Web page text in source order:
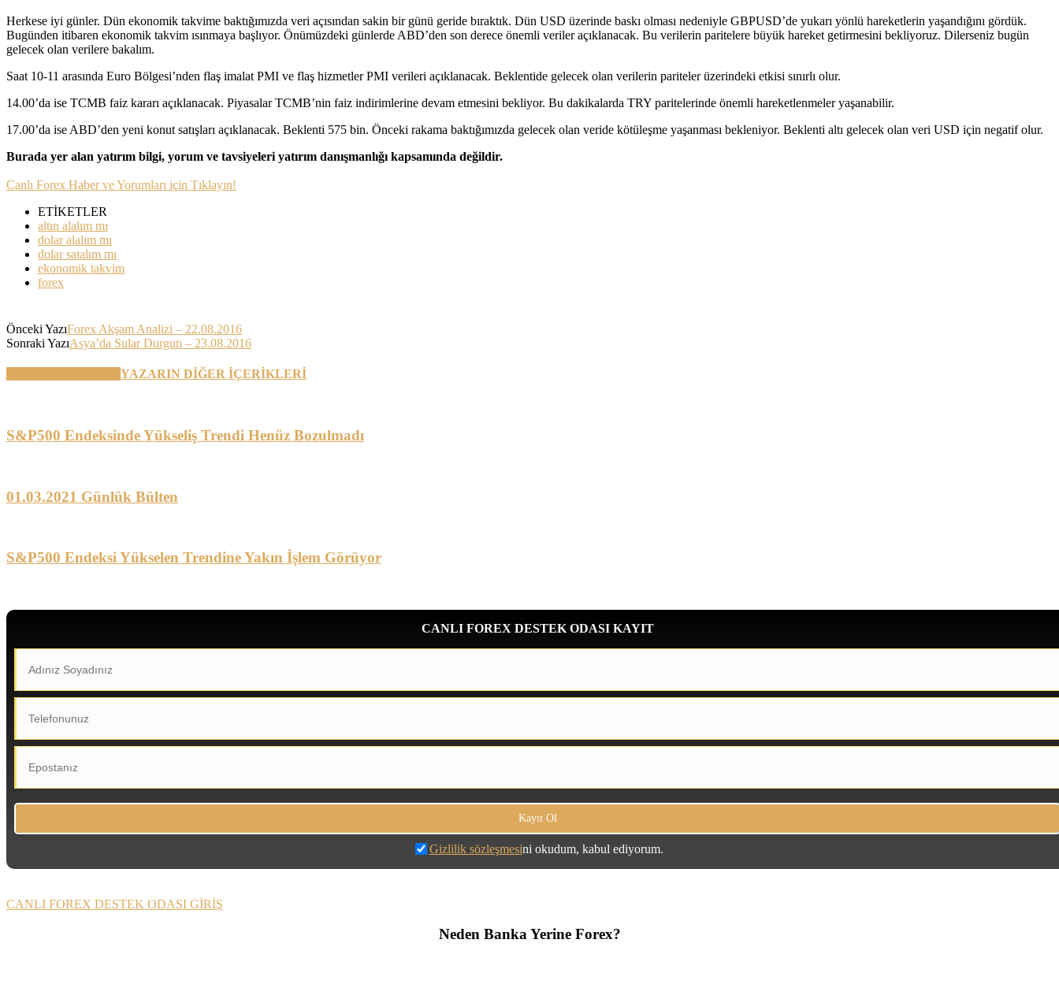
Herkese iyi günler. Dün ekonomik takvime baktığımızda veri açısından sakin bir günü geride bıraktık. Dün USD üzerinde baskı olması nedeniyle GBPUSD’de yukarı yönlü hareketlerin yaşandığını gördük.
Bugünden itibaren ekonomik takvim ısınmaya başlıyor. Önümüzdeki günlerde ABD’den son derece önemli veriler açıklanacak. Bu verilerin paritelere büyük hareket getirmesini bekliyoruz. Dilerseniz bugün
gelecek olan verilere bakalım.
Saat 10-11 arasında Euro Bölgesi’nden flaş imalat PMI ve flaş hizmetler PMI verileri açıklanacak. Beklentide gelecek olan verilerin pariteler üzerindeki etkisi sınırlı olur.
14.00’da ise TCMB faiz kararı açıklanacak. Piyasalar TCMB’nin faiz indirimlerine devam etmesini bekliyor. Bu dakikalarda TRY paritelerinde önemli hareketlenmeler yaşanabilir.
17.00’da ise ABD’den yeni konut satışları açıklanacak. Beklenti 575 bin. Önceki rakama baktığımızda gelecek olan veride kötüleşme yaşanması bekleniyor. Beklenti altı gelecek olan veri USD için negatif olur.
Burada yer alan yatırım bilgi, yorum ve tavsiyeleri yatırım danışmanlığı kapsamında değildir.
Canlı Forex Haber ve Yorumları için Tıklayın!
ETİKETLER
altın alalım mı
dolar alalım mı
dolar satalım mı
ekonomik takvim
forex
Önceki YazıForex Akşam Analizi – 22.08.2016
Sonraki YazıAsya’da Sular Durgun – 23.08.2016
YAZARIN DİĞER İÇERİKLERİ
S&P500 Endeksinde Yükseliş Trendi Henüz Bozulmadı
01.03.2021 Günlük Bülten
S&P500 Endeksi Yükselen Trendine Yakın İşlem Görüyor
CANLI FOREX DESTEK ODASI KAYIT
Gizlilik sözleşmesini okudum, kabul ediyorum.
CANLI FOREX DESTEK ODASI GİRİŞ
Neden Banka Yerine Forex?